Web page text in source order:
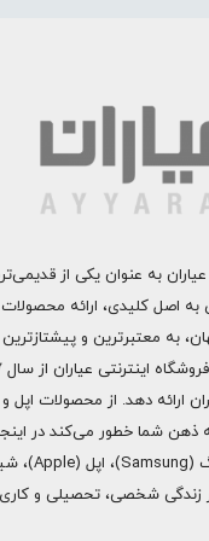
به عنوان یکی از
به اصل کلیدی، ارائه
به معتبرترین و
ذهن شما خطور می‌کند در اینجا
زندگی شخصی، تحصیلی و کاری